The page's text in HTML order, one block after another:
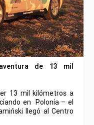
de 13 mil
13 mil kilómetros a
en Polonia – el
llegó al Centro